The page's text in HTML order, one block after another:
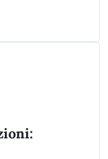
per liberare la